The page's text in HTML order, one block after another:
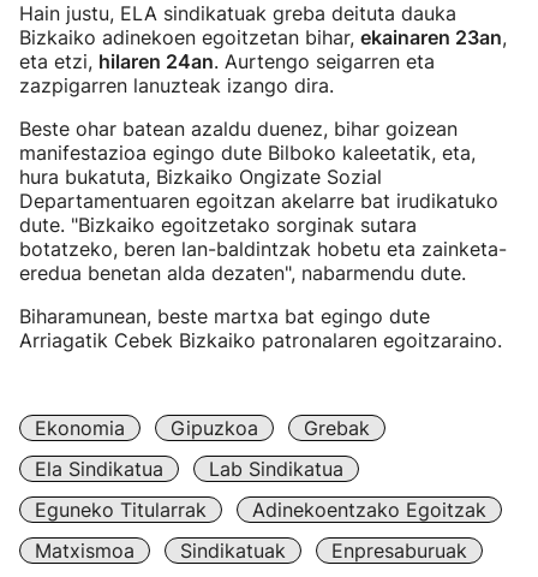
Hain justu, ELA sindikatuak greba deituta dauka
Bizkaiko adinekoen egoitzetan bihar, ekainaren 23an,
eta etzi, hilaren 24an. Aurtengo seigarren eta
zazpigarren lanuzteak izango dira.
Beste ohar batean azaldu duenez, bihar goizean
manifestazioa egingo dute Bilboko kaleetatik, eta,
hura bukatuta, Bizkaiko Ongizate Sozial
Departamentuaren egoitzan akelarre bat irudikatuko
dute. "Bizkaiko egoitzetako sorginak sutara
botatzeko, beren lan-baldintzak hobetu eta zainketa-
eredua benetan alda dezaten", nabarmendu dute.
Biharamunean, beste martxa bat egingo dute
Arriagatik Cebek Bizkaiko patronalaren egoitzaraino.
Ekonomia Gipuzkoa
Grebak
Ela Sindikatua
Lab Sindikatua
Eguneko Titularrak
Adinekoentzako Egoitzak
Matxismoa
Sindikatuak Enpresaburuak